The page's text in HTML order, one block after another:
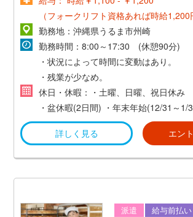
（フォークリフト資格あれば時給1,200
勤務地：沖縄県うるま市州崎
勤務時間：8:00～17:30 (休憩90分)
・状況によって時間に変動はあり。
・残業が少なめ。
休日・休暇：・土曜、日曜、祝日休み
・盆休暇(2日間) ・年末年始(12/31～1/
詳しく見る エン
派遣 給与前払い